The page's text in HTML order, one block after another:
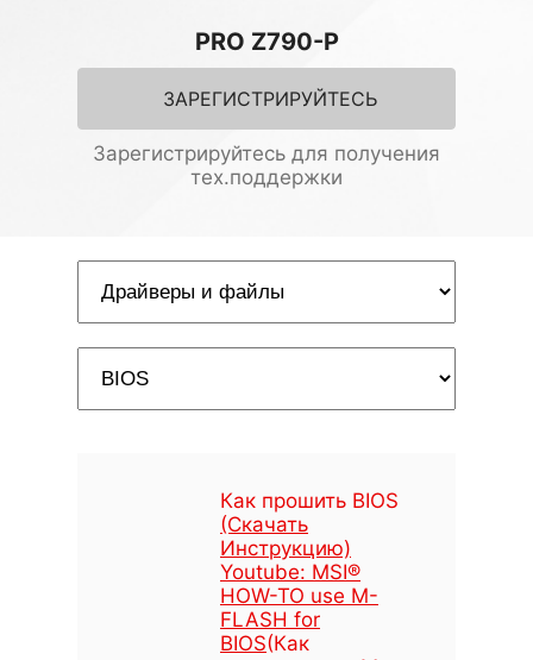
PRO Z790-P
ЗАРЕГИСТРИРУЙТЕСЬ
Зарегистрируйтесь для получения
тех.поддержки
Как прошить BIOS
(Скачать
Инструкцию)
Youtube: MSI®
HOW-TO use M-
FLASH for
BIOS(Как